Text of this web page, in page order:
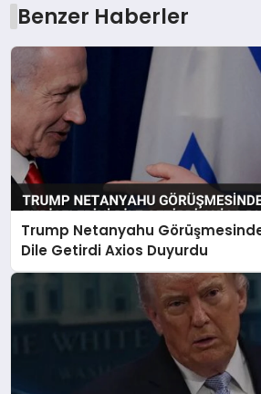
Benzer Haberler
Trump Netanyahu
Dile Getirdi Axios Duyurdu